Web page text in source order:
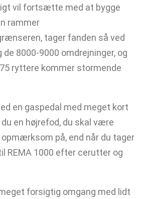
vil fortsætte med at bygge
rammer
tager fanden så ved
de 8000-9000 omdrejninger, og
ryttere kommer stormende
en gaspedal med meget kort
en højrefod, du skal være
på, end når du tager
REMA 1000 efter cerutter og
forsigtig omgang med lidt